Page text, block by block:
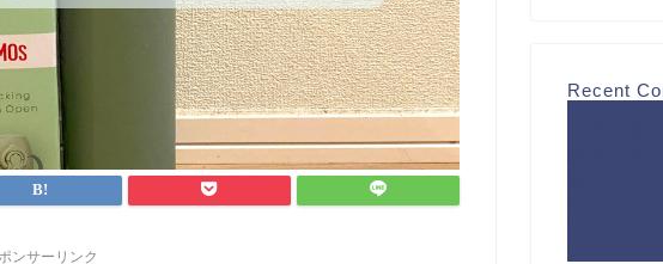
ンサーリンク
Recent